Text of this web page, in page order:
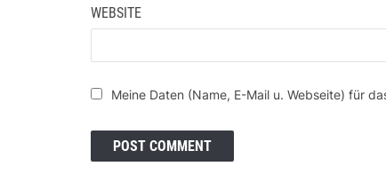
WEBSITE
Meine Daten (Name, E-Mail u. Webseite) für